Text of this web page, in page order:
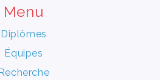
Menu
Diplômes
Équipes